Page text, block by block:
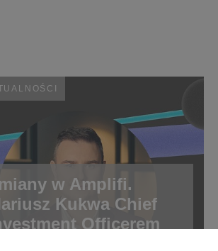
w Amplifi.
Kukwa Chief
Officerem